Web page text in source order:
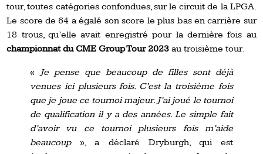
tour, toutes catégories confondues, sur le circuit de la LPGA.
Le score de 64 a égalé son score le plus bas en carrière sur
18 trous, qu’elle avait enregistré pour la dernière fois au
championnat du CME Group Tour 2023 au troisième tour.
«Je pense que beaucoup de filles sont déjà
venues ici plusieurs fois. C’est la troisième fois
que je joue ce tournoi majeur. J’ai joué le tournoi
de qualification il y a des années. Le simple fait
d’avoir vu ce tournoi plusieurs fois m’aide
beaucoup», a déclaré Dryburgh, qui est